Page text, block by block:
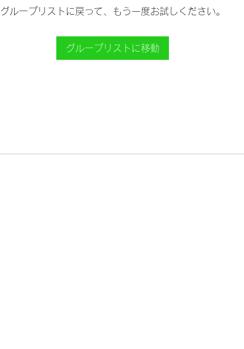
グループリストに戻って、もう一度お試しください。
グループリストに移動